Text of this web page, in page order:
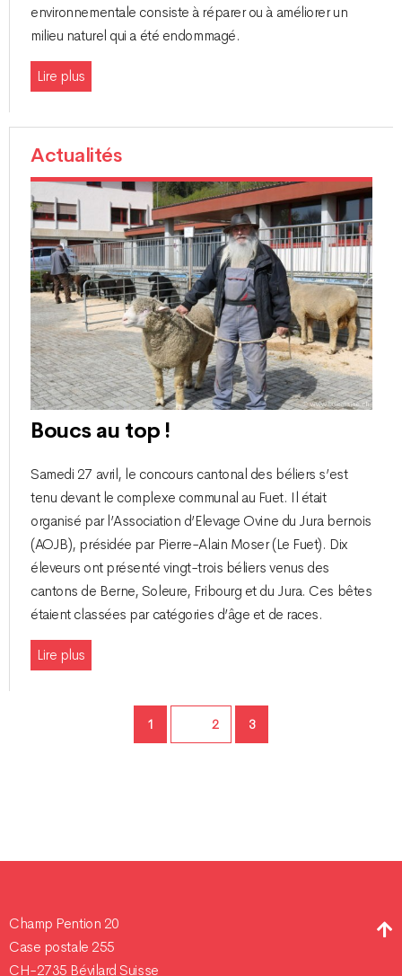
environnementale consiste à réparer ou à améliorer un
milieu naturel qui a été endommagé.
Lire plus
Actualités
Boucs au top !
Samedi 27 avril, le concours cantonal des béliers s’est
tenu devant le complexe communal au Fuet. Il était
organisé par l’Association d’Elevage Ovine du Jura bernois
(AOJB), présidée par Pierre-Alain Moser (Le Fuet). Dix
éleveurs ont présenté vingt-trois béliers venus des
cantons de Berne, Soleure, Fribourg et du Jura. Ces bêtes
étaient classées par catégories d’âge et de races.
Lire plus
Page
1 Page2 Page
3
Champ Pention 20
Case postale 255
CH-2735 Bévilard Suisse